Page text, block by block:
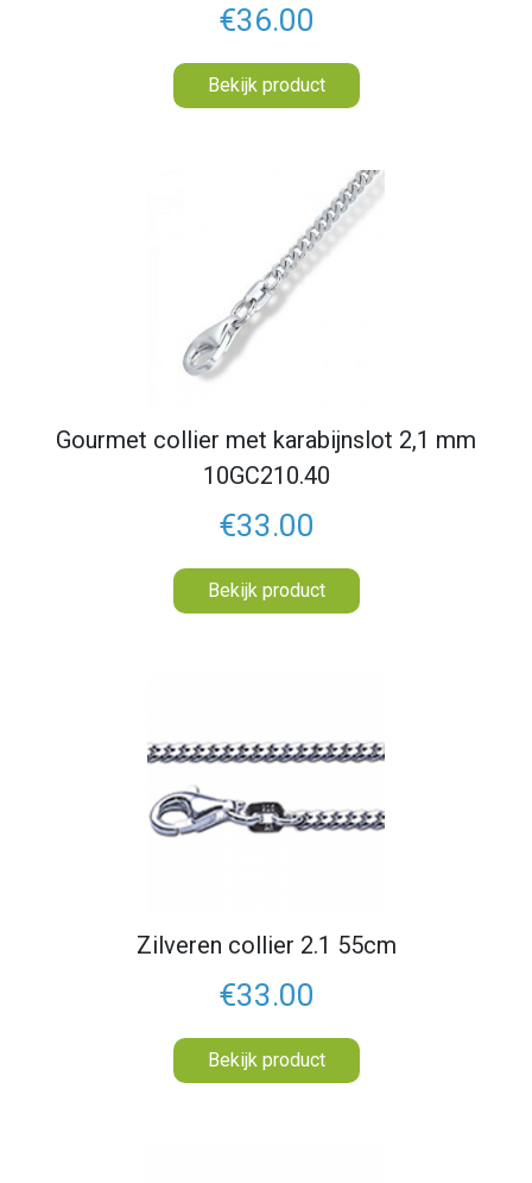
€36.00
Bekijk product
Gourmet collier met karabijnslot 2,1 mm
10GC210.40
€33.00
Bekijk product
Zilveren collier 2.1 55cm
€33.00
Bekijk product